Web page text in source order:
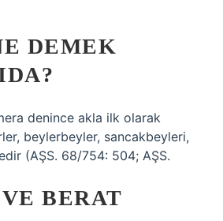
DEMEK
denince akla ilk olarak
beylerbeyler, sancakbeyleri,
(AŞS. 68/754: 504; AŞS.
BERAT